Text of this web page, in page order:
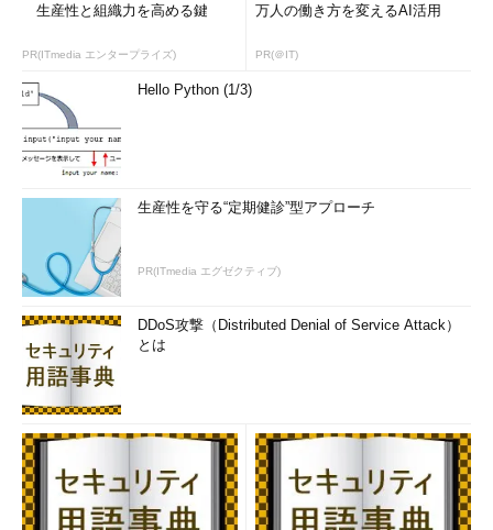
生産性と組織力を高める鍵
PR(ITmedia エンタープライズ)
万人の働き方を変えるAI活用
PR(＠IT)
Hello Python (1/3)
生産性を守る“定期健診”型アプローチ
PR(ITmedia エグゼクティブ)
DDoS攻撃（Distributed Denial of Service Attack）
とは